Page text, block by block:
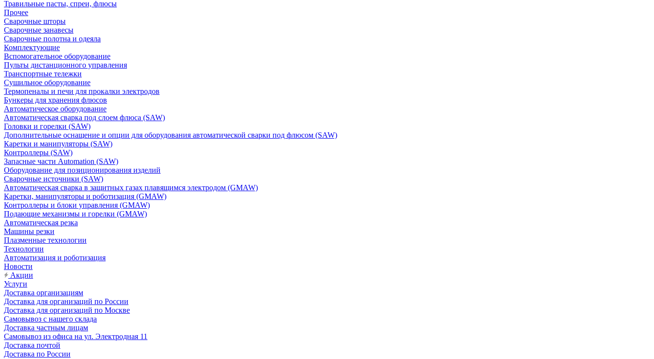
Травильные пасты, спреи, флюсы
Прочее
Сварочные шторы
Сварочные занавесы
Сварочные полотна и одеяла
Комплектующие
Вспомогательное оборудование
Пульты дистанционного управления
Транспортные тележки
Сушильное оборудование
Термопеналы и печи для прокалки электродов
Бункеры для хранения флюсов
Автоматическое оборудование
Автоматическая сварка под слоем флюса (SAW)
Головки и горелки (SAW)
Дополнительные оснащение и опции для оборудования автоматической сварки под флюсом (SAW)
Каретки и манипуляторы (SAW)
Контроллеры (SAW)
Запасные части Automation (SAW)
Оборудование для позиционирования изделий
Сварочные источники (SAW)
Автоматическая сварка в защитных газах плавящимся электродом (GMAW)
Каретки, манипуляторы и роботизация (GMAW)
Контроллеры и блоки управления (GMAW)
Подающие механизмы и горелки (GMAW)
Автоматическая резка
Машины резки
Плазменные технологии
Технологии
Автоматизация и роботизация
Новости
Акции
Услуги
Доставка организациям
Доставка для организаций по России
Доставка для организаций по Москве
Самовывоз с нашего склада
Доставка частным лицам
Самовывоз из офиса на ул. Электродная 11
Доставка почтой
Доставка по России